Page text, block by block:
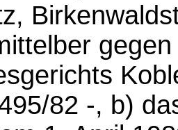
82 -, b)